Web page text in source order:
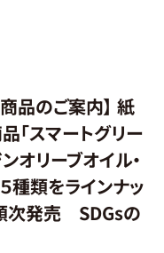
品のご案内】 紙
「スマートグリー
オリーブオイル・
種類をラインナッ
次発売 SDGsの